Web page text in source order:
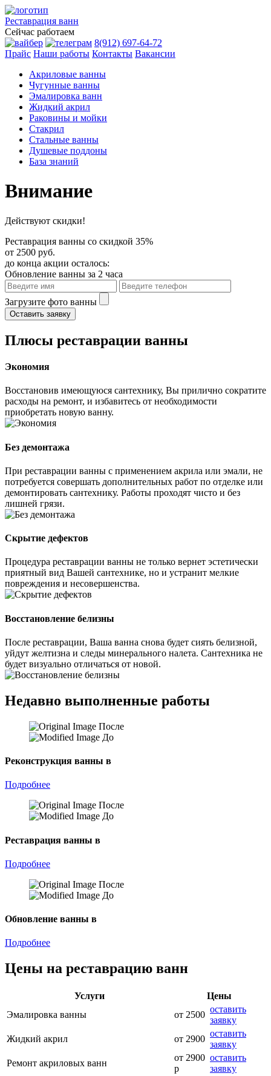
Реставрация ванн
Сейчас работаем
8(912) 697-64-72
Прайс Наши работы Контакты Вакансии
Акриловые ванны
Чугунные ванны
Эмалировка ванн
Жидкий акрил
Раковины и мойки
Стакрил
Стальные ванны
Душевые поддоны
База знаний
Внимание
Действуют скидки!
Реставрация ванны со скидкой 35%
от 2500 руб.
до конца акции осталось:
Обновление ванны за 2 часа
Загрузите фото ванны
Оставить заявку
Плюсы реставрации ванны
Экономия
Восстановив имеющуюся сантехнику, Вы прилично сократите
расходы на ремонт, и избавитесь от необходимости
приобретать новую ванну.
Без демонтажа
При реставрации ванны с применением акрила или эмали, не
потребуется совершать дополнительных работ по отделке или
демонтировать сантехнику. Работы проходят чисто и без
лишней грязи.
Скрытие дефектов
Процедура реставрации ванны не только вернет эстетически
приятный вид Вашей сантехнике, но и устранит мелкие
повреждения и несовершенства.
Восстановление белизны
После реставрации, Ваша ванна снова будет сиять белизной,
уйдут желтизна и следы минерального налета. Сантехника не
будет визуально отличаться от новой.
Недавно выполненные работы
После
До
Реконструкция ванны в
Подробнее
После
До
Реставрация ванны в
Подробнее
После
До
Обновление ванны в
Подробнее
Цены на реставрацию ванн
Услуги
Цены
Эмалировка ванны
от 2500
оставить
заявку
Жидкий акрил
от 2900
оставить
заявку
Ремонт акриловых ванн
от 2900
р
оставить
заявку